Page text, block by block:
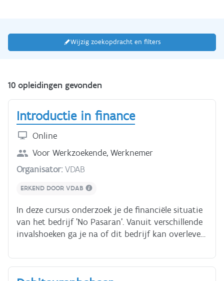
Wijzig zoekopdracht en filters
10 opleidingen gevonden
Introductie in finance
Online
Voor Werkzoekende, Werknemer
Organisator:VDAB
ERKEND DOOR VDAB
In deze cursus onderzoek je de financiële situatie
van het bedrijf 'No Pasaran'. Vanuit verschillende
invalshoeken ga je na of dit bedrijf kan overleven,
boekhoudbegrippen in mensentaal. Bestudeer de
cijfers van de activiteiten op maandbasis. Ontdek